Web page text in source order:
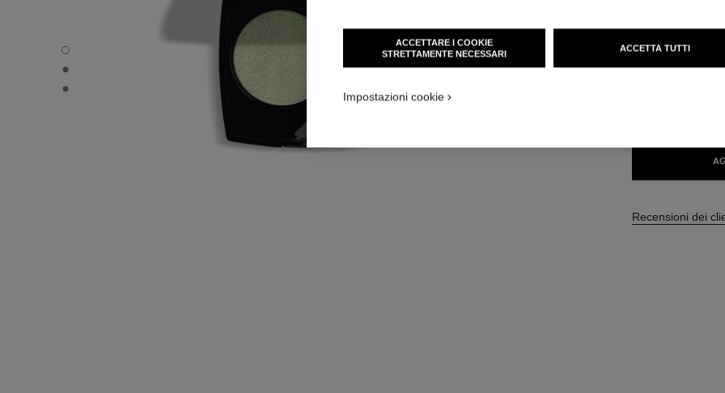
OMBRE ESSENTIELLE - Immagine predefinita
OMBRE ESSENTIELLE - Vista alternativa 1
OMBRE ESSENTIELLE - Immagine basic texture
13 TONALITÀ
Recensioni dei
ACCETTARE I COOKIE
STRETTAMENTE NECESSARI
ACCETTA TUTTI
Impostazioni cookie